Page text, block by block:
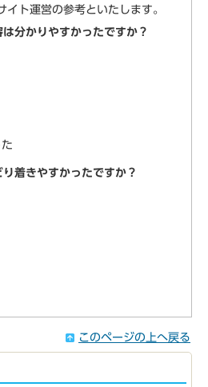
イト運営の参考といたします。
分かりやすかったですか？
着きやすかったですか？
このページの上へ戻る